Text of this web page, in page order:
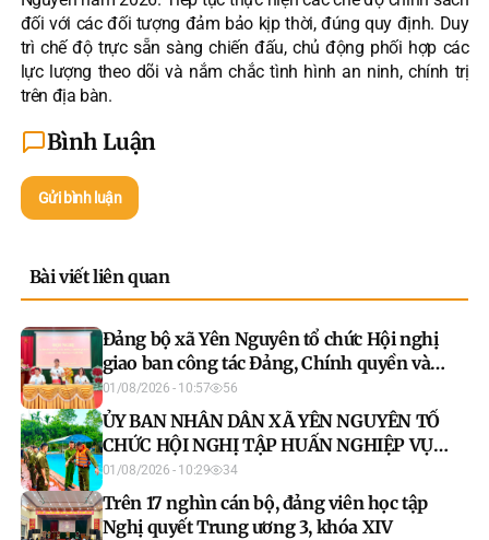
đối với các đối tượng đảm bảo kịp thời, đúng quy định. Duy
trì chế độ trực sẵn sàng chiến đấu, chủ động phối hợp các
lực lượng theo dõi và nắm chắc tình hình an ninh, chính trị
trên địa bàn.
Bình Luận
Gửi bình luận
Bài viết liên quan
Đảng bộ xã Yên Nguyên tổ chức Hội nghị
giao ban công tác Đảng, Chính quyền và
Đoàn thể Tháng 07 năm 2026
01/08/2026 - 10:57 56
ỦY BAN NHÂN DÂN XÃ YÊN NGUYÊN TỔ
CHỨC HỘI NGHỊ TẬP HUẤN NGHIỆP VỤ
CHO LỰC LƯỢNG THAM GIA BẢO VỆ AN
NINH, TRẬT TỰ Ở CƠ SỞ NĂM 2026
01/08/2026 - 10:29 34
Trên 17 nghìn cán bộ, đảng viên học tập
Nghị quyết Trung ương 3, khóa XIV